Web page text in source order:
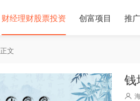
财经理财股票投资 创富项目 推
正文
钱